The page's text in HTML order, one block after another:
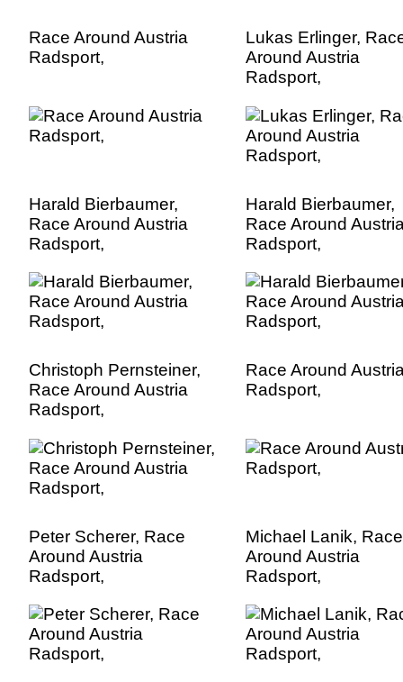
Race Around Austria
Radsport,
Lukas Erlinger,
Around Austria
Radsport,
Harald Bierbaumer,
Race Around Austria
Radsport,
Harald Bierbaumer,
Race Around
Radsport,
Christoph Pernsteiner,
Race Around Austria
Radsport,
Race Around
Radsport,
Peter Scherer, Race
Around Austria
Radsport,
Michael Lanik, Race
Around Austria
Radsport,